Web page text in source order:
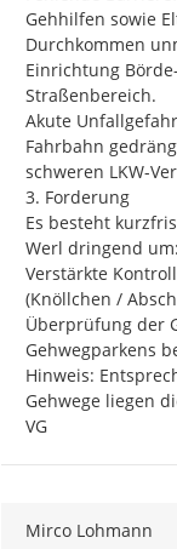
Gehhilfen sowie
Durchkommen
Einrichtung
Straßenbereich.
Akute
Fahrbahn
schweren LKW-
3. Forderung
Es besteht
Werl dringend um:
Verstärkte
(Knöllchen /
Überprüfung der
Gehwegparkens
Hinweis:
Gehwege liegen
VG
Mirco Lohmann